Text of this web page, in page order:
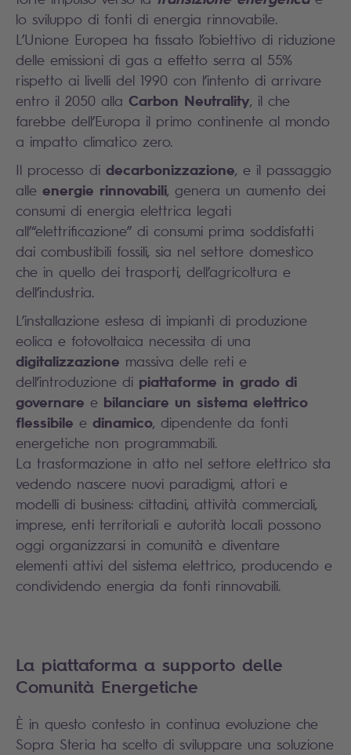
lo sviluppo di fonti di energia rinnovabile.
L’Unione Europea ha fissato l’obiettivo di riduzione
delle emissioni di gas a effetto serra al 55%
rispetto ai livelli del 1990 con l’intento di arrivare
entro il 2050 alla Carbon Neutrality, il che
farebbe dell’Europa il primo continente al mondo
a impatto climatico zero.
Il processo di decarbonizzazione, e il passaggio
alle energie rinnovabili, genera un aumento dei
consumi di energia elettrica legati
all’“elettrificazione” di consumi prima soddisfatti
dai combustibili fossili, sia nel settore domestico
che in quello dei trasporti, dell’agricoltura e
dell’industria.
L’installazione estesa di impianti di produzione
eolica e fotovoltaica necessita di una
digitalizzazione massiva delle reti e
dell’introduzione di piattaforme in grado di
governare e bilanciare un sistema elettrico
flessibile e dinamico, dipendente da fonti
energetiche non programmabili.
La trasformazione in atto nel settore elettrico sta
vedendo nascere nuovi paradigmi, attori e
modelli di business: cittadini, attività commerciali,
imprese, enti territoriali e autorità locali possono
oggi organizzarsi in comunità e diventare
elementi attivi del sistema elettrico, producendo e
condividendo energia da fonti rinnovabili.
La piattaforma a supporto delle
Comunità Energetiche
È in questo contesto in continua evoluzione che
Sopra Steria ha scelto di sviluppare una soluzione